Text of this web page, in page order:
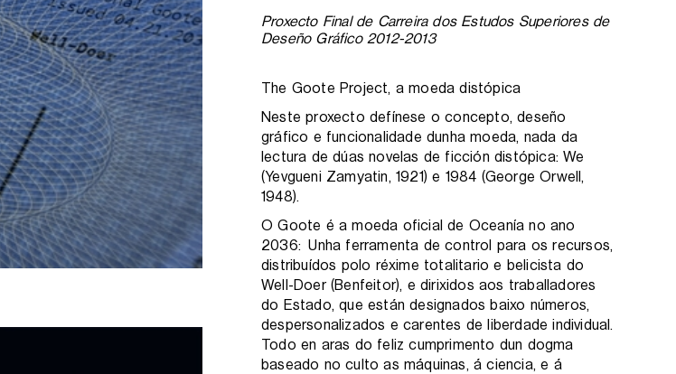
Proxecto Final de Carreira dos Estudos Superiores de
Deseño Gráfico 2012-2013
The Goote Project, a moeda distópica
Neste proxecto defínese o concepto, deseño
gráfico e funcionalidade dunha moeda, nada da
lectura de dúas novelas de ficción distópica: We
(Yevgueni Zamyatin, 1921) e 1984 (George Orwell,
1948).
O Goote é a moeda oficial de Oceanía no ano
2036: Unha ferramenta de control para os recursos,
distribuídos polo réxime totalitario e belicista do
Well-Doer (Benfeitor), e dirixidos aos traballadores
do Estado, que están designados baixo números,
despersonalizados e carentes de liberdade individual.
Todo en aras do feliz cumprimento dun dogma
baseado no culto as máquinas, á ciencia, e á